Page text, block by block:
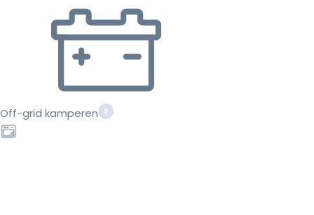
Off-grid kamperen